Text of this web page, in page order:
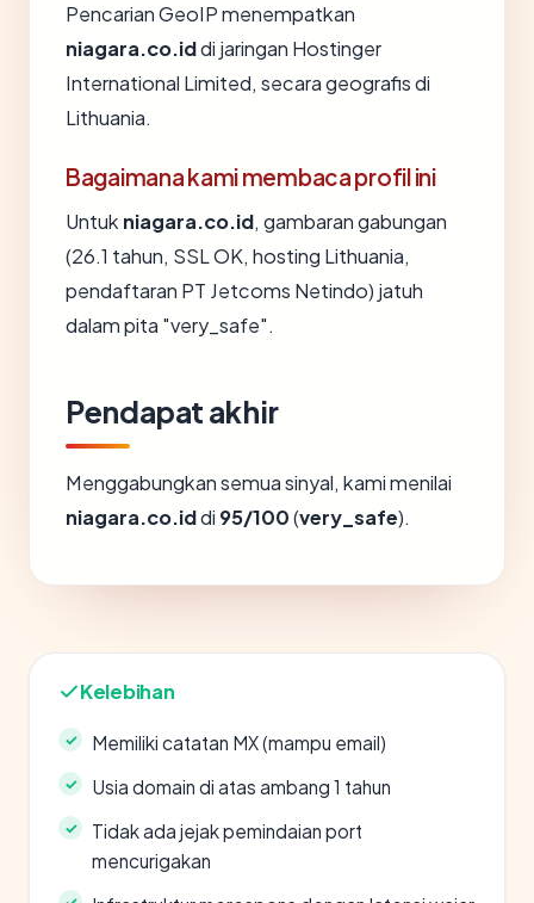
Pencarian GeoIP menempatkan
niagara.co.iddi jaringan Hostinger
International Limited, secara geografis di
Lithuania.
Bagaimana kami membaca profil ini
Untuk niagara.co.id, gambaran gabungan
(26.1 tahun, SSL OK, hosting Lithuania,
pendaftaran PT Jetcoms Netindo) jatuh
dalam pita "very_safe".
Pendapat akhir
Menggabungkan semua sinyal, kami menilai
niagara.co.iddi 95/100(very_safe).
Kelebihan
Memiliki catatan MX (mampu email)
Usia domain di atas ambang 1 tahun
Tidak ada jejak pemindaian port
mencurigakan